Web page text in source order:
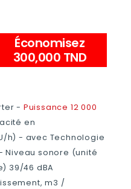
Économisez
300,000 TND
- Puissance 12 000
en
h) - avec Technologie
Niveau sonore (unité
39/46 dBA
m3 /